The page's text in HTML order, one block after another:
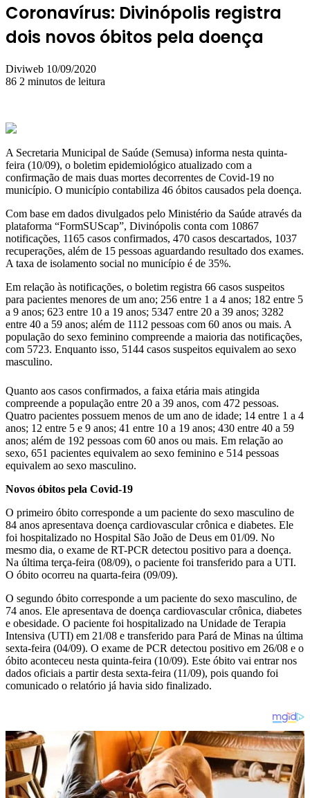
Coronavírus: Divinópolis registra
dois novos óbitos pela doença
Diviweb Mande
um
10/09/2020
86 2 minutos de leitura
A Secretaria Municipal de Saúde (Semusa) informa nesta quinta-
feira (10/09), o boletim epidemiológico atualizado com a
confirmação de mais duas mortes decorrentes de Covid-19 no
município. O município contabiliza 46 óbitos causados pela doença.
Com base em dados divulgados pelo Ministério da Saúde através da
plataforma “FormSUScap”, Divinópolis conta com 10867
notificações, 1165 casos confirmados, 470 casos descartados, 1037
recuperações, além de 15 pessoas aguardando resultado dos exames.
A taxa de isolamento social no município é de 35%.
Em relação às notificações, o boletim registra 66 casos suspeitos
para pacientes menores de um ano; 256 entre 1 a 4 anos; 182 entre 5
a 9 anos; 623 entre 10 a 19 anos; 5347 entre 20 a 39 anos; 3282
entre 40 a 59 anos; além de 1112 pessoas com 60 anos ou mais. A
população do sexo feminino compreende a maioria das notificações,
com 5723. Enquanto isso, 5144 casos suspeitos equivalem ao sexo
masculino.
Quanto aos casos confirmados, a faixa etária mais atingida
compreende a população entre 20 a 39 anos, com 472 pessoas.
Quatro pacientes possuem menos de um ano de idade; 14 entre 1 a 4
anos; 12 entre 5 e 9 anos; 41 entre 10 a 19 anos; 430 entre 40 a 59
anos; além de 192 pessoas com 60 anos ou mais. Em relação ao
sexo, 651 pacientes equivalem ao sexo feminino e 514 pessoas
equivalem ao sexo masculino.
Novos óbitos pela Covid-19
O primeiro óbito corresponde a um paciente do sexo masculino de
84 anos apresentava doença cardiovascular crônica e diabetes. Ele
foi hospitalizado no Hospital São João de Deus em 01/09. No
mesmo dia, o exame de RT-PCR detectou positivo para a doença.
Na última terça-feira (08/09), o paciente foi transferido para a UTI.
O óbito ocorreu na quarta-feira (09/09).
O segundo óbito corresponde a um paciente do sexo masculino, de
74 anos. Ele apresentava de doença cardiovascular crônica, diabetes
e obesidade. O paciente foi hospitalizado na Unidade de Terapia
Intensiva (UTI) em 21/08 e transferido para Pará de Minas na última
sexta-feira (04/09). O exame de PCR detectou positivo em 26/08 e o
óbito aconteceu nesta quinta-feira (10/09). Este óbito vai entrar nos
dados oficiais a partir desta sexta-feira (11/09), pois quando foi
comunicado o relatório já havia sido finalizado.